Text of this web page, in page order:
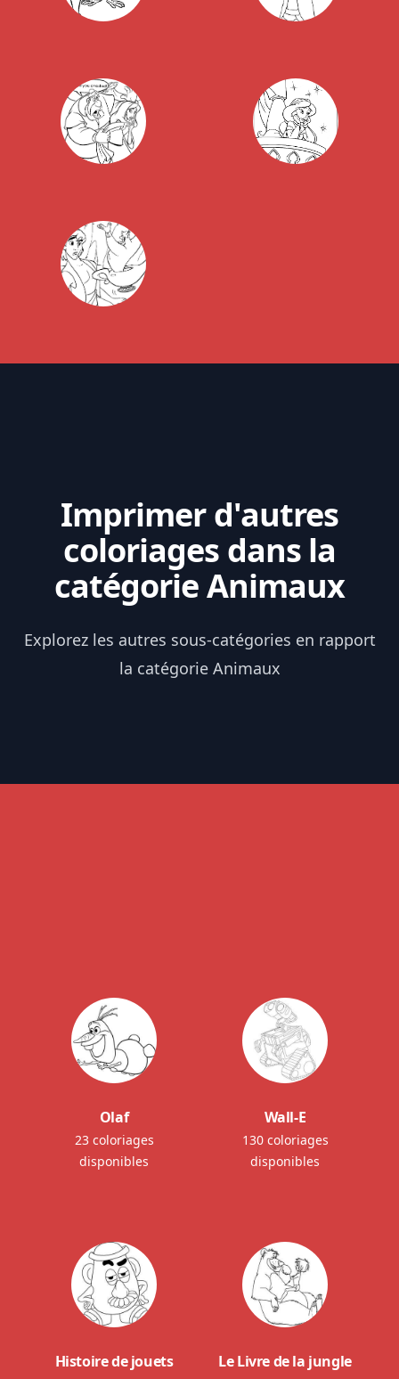
Imprimer d'autres
coloriages dans la
catégorie Animaux
Explorez les autres sous-catégories en rapport
la catégorie Animaux
Olaf
23 coloriages
disponibles
Wall-E
130 coloriages
disponibles
Histoire de jouets
Le Livre de la jungle